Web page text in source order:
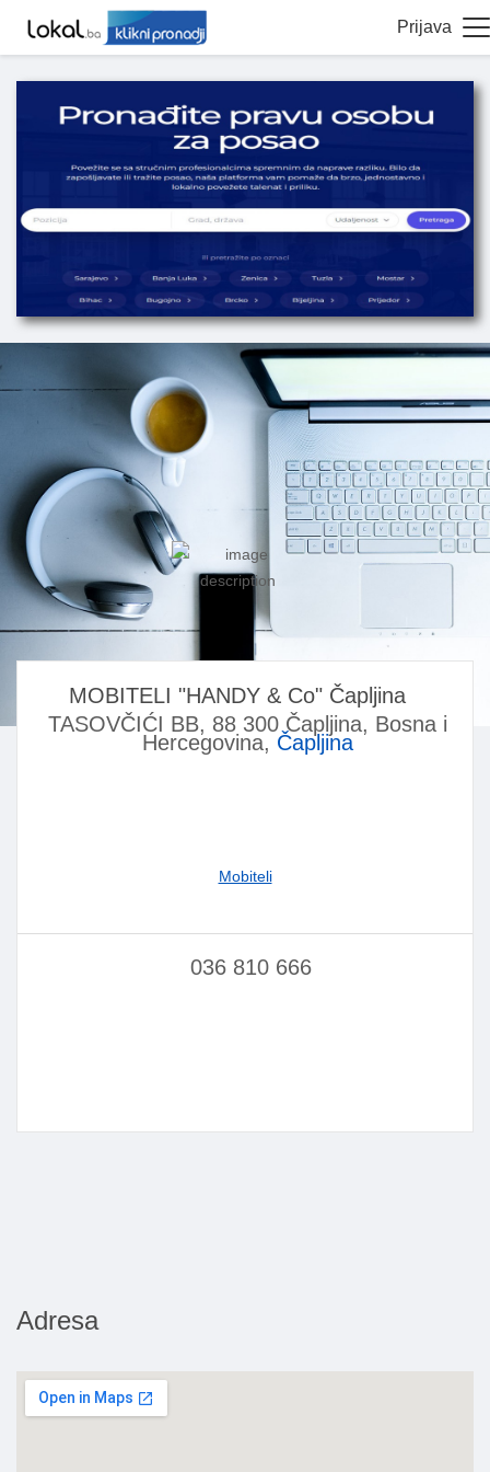
Prijava
MOBITELI "HANDY & Co" Čapljina
TASOVČIĆI BB, 88 300 Čapljina, Bosna i
Hercegovina, Čapljina
Mobiteli
036 810 666
Adresa